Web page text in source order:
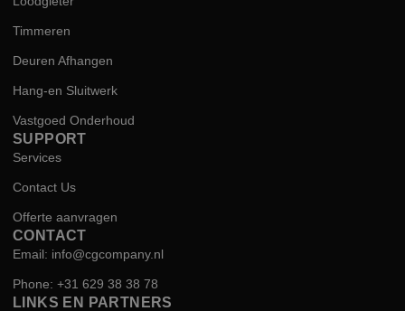
Timmeren
Deuren Afhangen
Hang-en Sluitwerk
Vastgoed Onderhoud
SUPPORT
Services
Contact Us
Offerte aanvragen
CONTACT
Email: info@cgcompany.nl
Phone: +31 629 38 38 78
LINKS EN PARTNERS